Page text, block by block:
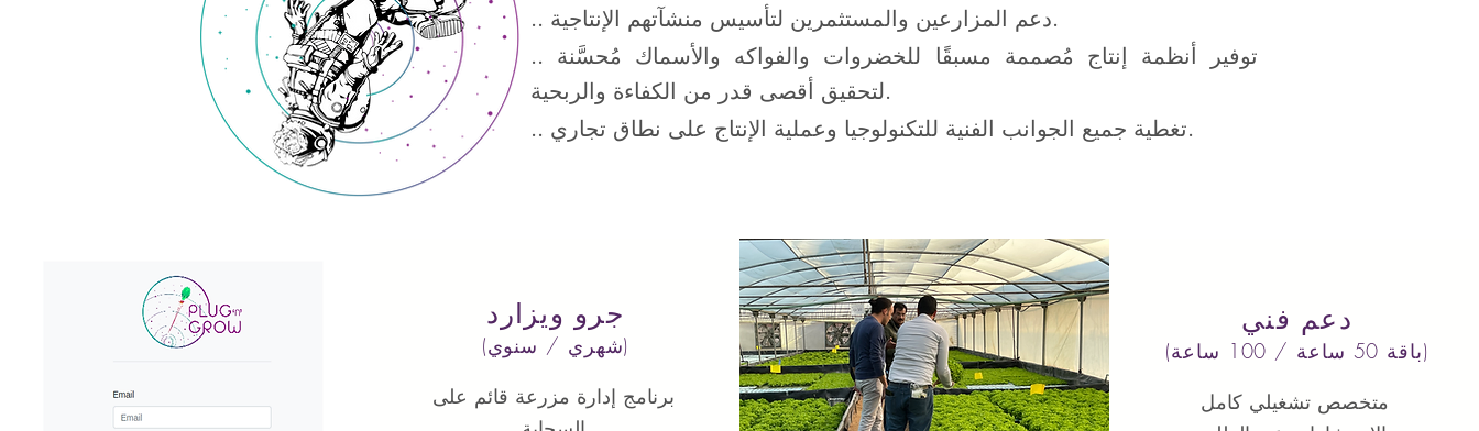
.. دعم المزارعين والمستثمرين لتأسيس منشآتهم الإنتاجية.
.. توفير أنظمة إنتاج مُصممة مسبقًا للخضروات والفواكه والأسماك مُحسَّنة
لتحقيق أقصى قدر من الكفاءة والربحية.
.. تغطية جميع الجوانب الفنية للتكنولوجيا وعملية الإنتاج على نطاق تجاري.
جرو ويزارد
(شهري / سنوي)
برنامج إدارة مزرعة قائم على
دعم فني
(باقة 50 ساعة / 100 ساعة)
متخصص تشغيلي كامل